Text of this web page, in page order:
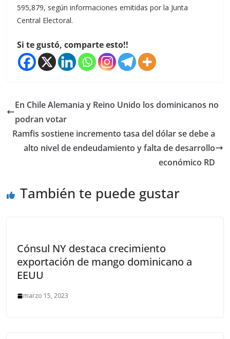
595,879, según informaciones emitidas por la Junta
Central Electoral.
Si te gustó, comparte esto!!
En Chile Alemania y Reino Unido los dominicanos no
podran votar
Ramfis sostiene incremento tasa del dólar se debe a
alto nivel de endeudamiento y falta de desarrollo
económico RD
También te puede gustar
Cónsul NY destaca crecimiento
exportación de mango dominicano a
EEUU
marzo 15, 2023